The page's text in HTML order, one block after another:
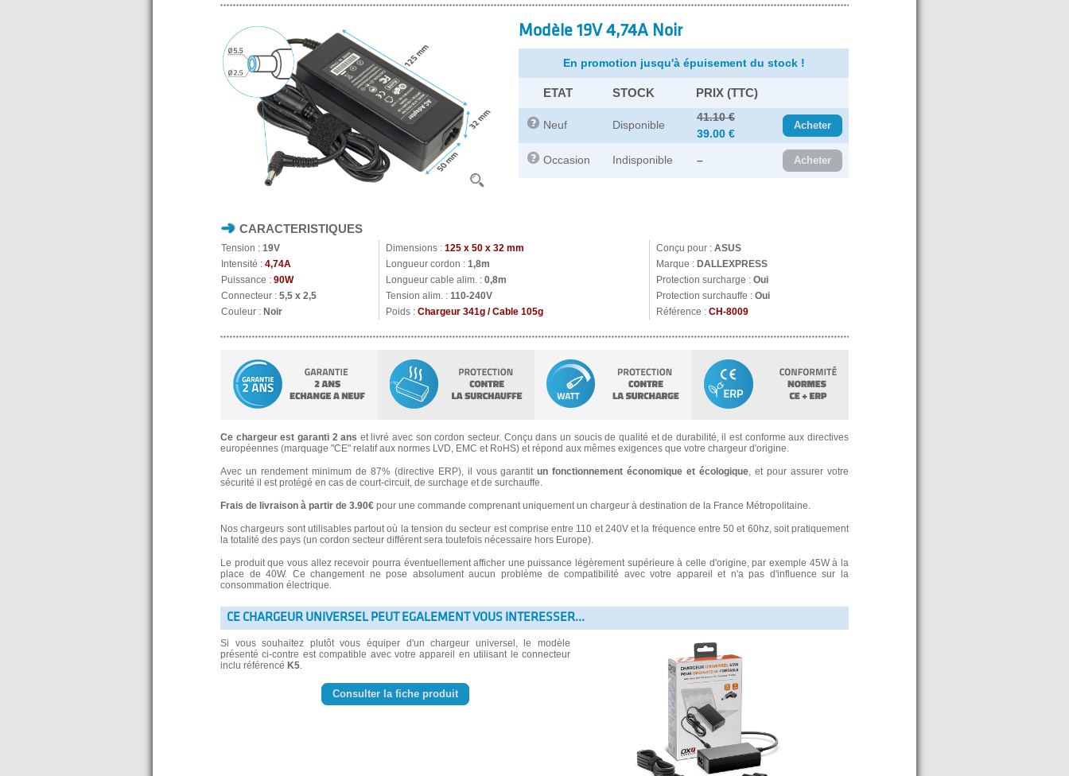
Modèle 19V 4,74A Noir
En promotion jusqu'à épuisement du stock !
ETAT STOCK PRIX (TTC)
Neuf Disponible
41.10 €
39.00 €
Acheter
Occasion Indisponible – Acheter
CARACTERISTIQUES
Tension : 19V Dimensions : 125 x 50 x 32 mm Conçu pour : ASUS
Intensité : 4,74A Longueur cordon : 1,8m Marque : DALLEXPRESS
Puissance : 90W Longueur cable alim. : 0,8m Protection surcharge : Oui
Connecteur : 5,5 x 2,5 Tension alim. : 110-240V Protection surchauffe : Oui
Couleur : Noir Poids : Chargeur 341g / Cable 105g Référence : CH-8009
Ce chargeur est garanti 2 ans et livré avec son cordon secteur. Conçu dans un soucis de qualité et de durabilité, il est conforme aux directives
européennes (marquage "CE" relatif aux normes LVD, EMC et RoHS) et répond aux mêmes exigences que votre chargeur d'origine.
Avec un rendement minimum de 87% (directive ERP), il vous garantitun fonctionnement économique et écologique, et pour assurer votre
sécurité il est protégé en cas de court-circuit, de surchage et de surchauffe.
Frais de livraison à partir de 3.90€ pour une commande comprenant uniquement un chargeur à destination de la France Métropolitaine.
Nos chargeurs sont utilisables partout où la tension du secteur est comprise entre 110 et 240V et la fréquence entre 50 et 60hz, soit pratiquement
la totalité des pays (un cordon secteur différent sera toutefois nécessaire hors Europe).
Le produit que vous allez recevoir pourra éventuellement afficher une puissance légèrement supérieure à celle d'origine, par exemple 45W à la
place de 40W. Ce changement ne pose absolument aucun problème de compatibilité avec votre appareil et n'a pas d'influence sur la
consommation électrique.
CE CHARGEUR UNIVERSEL PEUT EGALEMENT VOUS INTERESSER...
Si vous souhaitez plutôt vous équiper d'un chargeur universel, le modèle
présenté ci-contre est compatible avec votre appareil en utilisant le connecteur
inclu référencé K5.
Consulter la fiche produit